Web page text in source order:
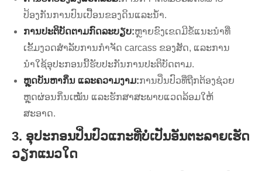
ປ້ອງກັນການປົນເປື້ອນຂອງດິນແລະນ້ໍາ.
ການປະຕິບັດຕາມກົດລະບຽບ:ຫຼາຍຂົງເຂດມີຂໍ້ແນະນໍາທີ່
ເຂັ້ມງວດສໍາລັບການກໍາຈັດ carcass ຂອງສັດ, ແລະການ
ນໍາໃຊ້ອຸປະກອນນີ້ຮັບປະກັນການປະຕິບັດຕາມ.
ຫຼຸດບັນຫາກິ່ນ ແລະຄວາມງາມ:ການປິ່ນປົວທີ່ຖືກຕ້ອງຊ່ວຍ
ຫຼຸດຜ່ອນກິ່ນເໝັນ ແລະຮັກສາສະພາບແວດລ້ອມໃຫ້
ສະອາດ.
3. ອຸປະກອນປິ່ນປົວແກະທີ່ບໍ່ເປັນອັນຕະລາຍເຮັດ
ວຽກແນວໃດ